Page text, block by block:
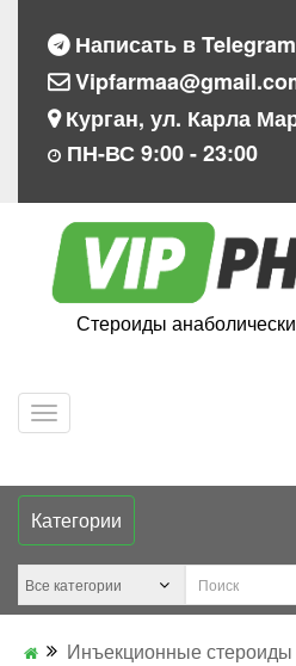
Написать в Telegram
Курган, ул. Карла
ПН-ВС 9:00 - 23:00
Стероиды
Категории
Инъекционные стероиды